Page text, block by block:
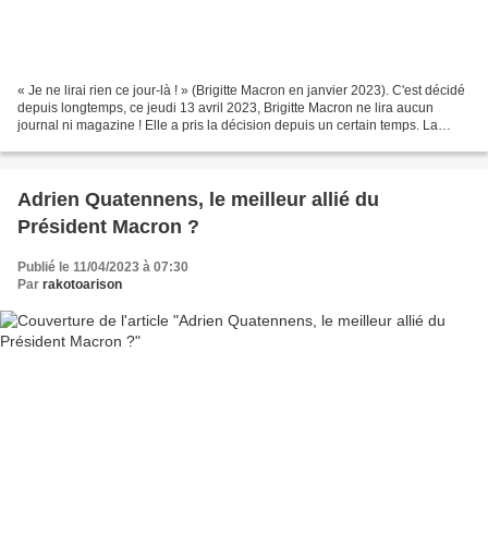
« Je ne lirai rien ce jour-là ! » (Brigitte Macron en janvier 2023). C'est décidé
depuis longtemps, ce jeudi 13 avril 2023, Brigitte Macron ne lira aucun
journal ni magazine ! Elle a pris la décision depuis un certain temps. La
Adrien Quatennens, le meilleur allié du
Président Macron ?
Publié le 11/04/2023 à 07:30
Par rakotoarison